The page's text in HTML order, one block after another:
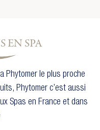
EN SPA
Phytomer le plus proche
Phytomer c’est aussi
Spas en France et dans